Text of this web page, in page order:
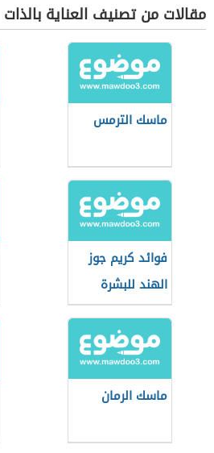
مقالات من تصنيف العناية بالذات
ماسك الترمس
فوائد كريم جوز
الهند للبشرة
ماسك الرمان